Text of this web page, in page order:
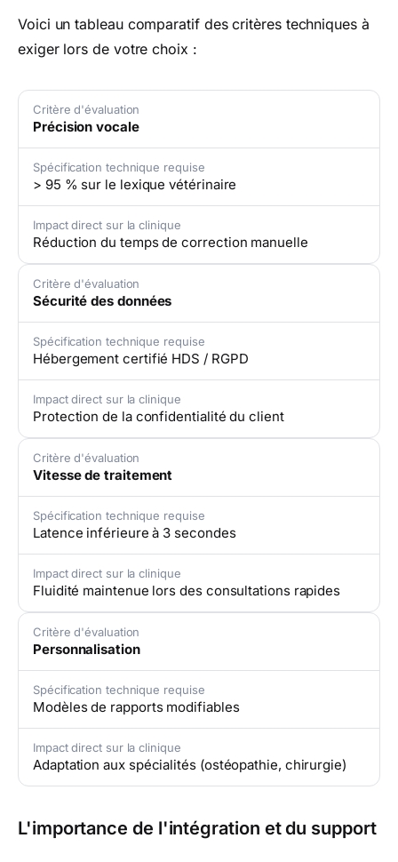
Voici un tableau comparatif des critères techniques à
exiger lors de votre choix :
Critère d'évaluation
Précision vocale
Spécification technique requise
> 95 % sur le lexique vétérinaire
Impact direct sur la clinique
Réduction du temps de correction manuelle
Critère d'évaluation
Sécurité des données
Spécification technique requise
Hébergement certifié HDS / RGPD
Impact direct sur la clinique
Protection de la confidentialité du client
Critère d'évaluation
Vitesse de traitement
Spécification technique requise
Latence inférieure à 3 secondes
Impact direct sur la clinique
Fluidité maintenue lors des consultations rapides
Critère d'évaluation
Personnalisation
Spécification technique requise
Modèles de rapports modifiables
Impact direct sur la clinique
Adaptation aux spécialités (ostéopathie, chirurgie)
L'importance de l'intégration et du support